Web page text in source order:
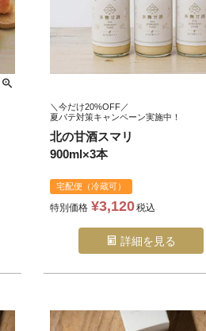
＼今だけ20%OFF／
夏バテ対策キャンペーン実施中！
北の甘酒スマリ
900ml×3本
宅配便（冷蔵可）
特別価格 ¥3,120税込
詳細を見る